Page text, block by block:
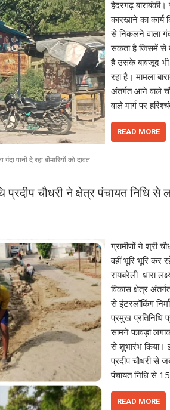
हैदरगढ़
कारखाने का कार्य
से निकलने वाला
सकता है जिसमें से
है उसके बावजूद
रहा है। मामला
अंतर्गत आने वाले
वाले मार्ग पर
READ MORE
पानी दे रहा बीमारियों को दावत
चौधरी ने क्षेत्र पंचायत निधि
ग्रामीणों ने श्री
वहीं भूरि भूरि कर
रायबरेली धारा
विकास क्षेत्र
से इंटरलॉकिंग
प्रमुख प्रतिनिधि
सामने फावड़ा
से शुभारंभ किया।
प्रदीप चौधरी से
पंचायत निधि से
READ MORE